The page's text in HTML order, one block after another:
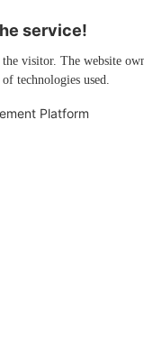
service!
visitor. The website
technologies used.
Platform